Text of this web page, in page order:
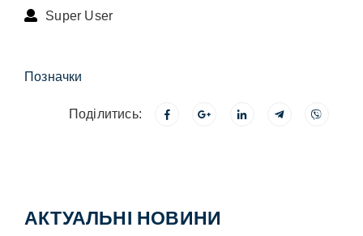
Super User
Позначки
Поділитись:
АКТУАЛЬНІ НОВИНИ